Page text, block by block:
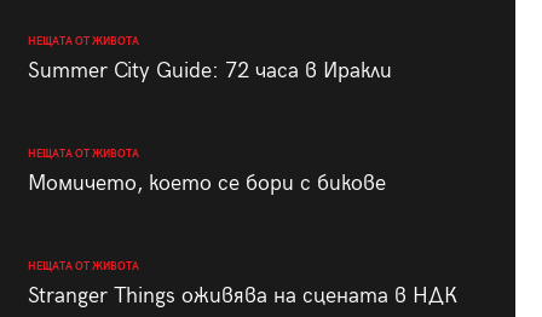
НЕЩАТА ОТ ЖИВОТА
Summer City Guide: 72 часа в Иракли
НЕЩАТА ОТ ЖИВОТА
Момичето, което се бори с бикове
НЕЩАТА ОТ ЖИВОТА
Stranger Things оживява на сцената в НДК